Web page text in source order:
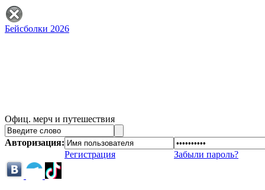
Бейсболки 2026
Офиц. мерч и путешествия
Авторизация:
Регистрация
Забыли пароль?